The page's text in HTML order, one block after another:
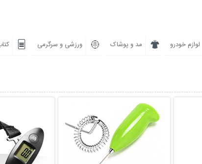
لوازم خودرو مد و پوشاک ورزشی و سرگرمی